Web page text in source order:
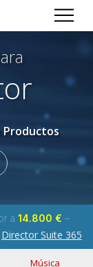
Productos
a 14.800 € –
Director Suite 365
Música